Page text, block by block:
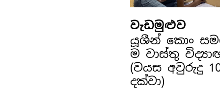
වැඩමුළුව
යූශීන් කොං
ම වාස්තු
(වයස අවුරුදු
දක්වා)